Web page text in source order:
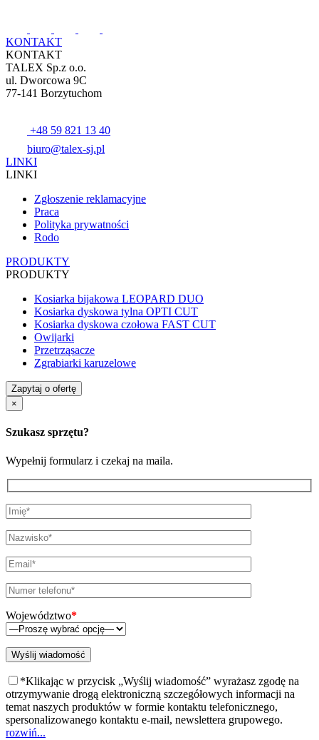
KONTAKT
KONTAKT
TALEX Sp.z o.o.
ul. Dworcowa 9C
77-141 Borzytuchom
+48 59 821 13 40
biuro@talex-sj.pl
LINKI
LINKI
Zgłoszenie reklamacyjne
Praca
Polityka prywatności
Rodo
PRODUKTY
PRODUKTY
Kosiarka bijakowa LEOPARD DUO
Kosiarka dyskowa tylna OPTI CUT
Kosiarka dyskowa czołowa FAST CUT
Owijarki
Przetrząsacze
Zgrabiarki karuzelowe
Zapytaj o ofertę
×
Szukasz sprzętu?
Wypełnij formularz i czekaj na maila.
Województwo*
*Klikając w przycisk „Wyślij wiadomość” wyrażasz zgodę na
otrzymywanie drogą elektroniczną szczegółowych informacji na
temat naszych produktów w formie kontaktu telefonicznego,
spersonalizowanego kontaktu e-mail, newslettera grupowego.
rozwiń...